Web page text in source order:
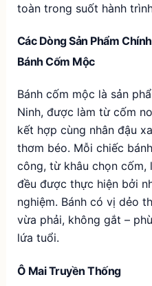
toàn trong suốt hành
Các Dòng Sản Phẩm Chính
Bánh Cốm Mộc
Bánh cốm mộc là sản
Ninh, được làm từ cốm
kết hợp cùng nhân đậu
thơm béo. Mỗi chiếc
công, từ khâu chọn cốm,
đều được thực hiện bởi
nghiệm. Bánh có vị dẻo
vừa phải, không gắt –
lứa tuổi.
Ô Mai Truyền Thống